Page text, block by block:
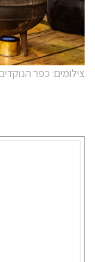
צילומים: כפר הנוקדים